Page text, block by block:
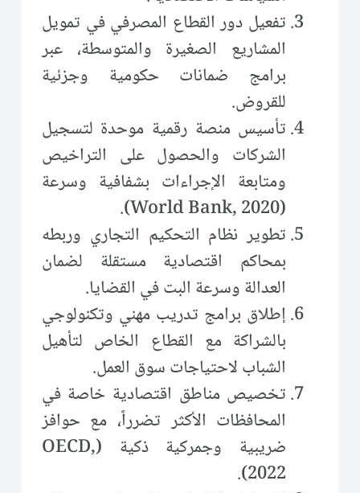
تفعيل دور القطاع المصرفي في تمويل
المشاريع الصغيرة والمتوسطة، عبر
برامج ضمانات حكومية وجزئية
للقروض.
تأسيس منصة رقمية موحدة لتسجيل
الشركات والحصول على التراخيص
ومتابعة الإجراءات بشفافية وسرعة
(World Bank, 2020).
تطوير نظام التحكيم التجاري وربطه
بمحاكم اقتصادية مستقلة لضمان
العدالة وسرعة البت في القضايا.
إطلاق برامج تدريب مهني وتكنولوجي
بالشراكة مع القطاع الخاص لتأهيل
الشباب لاحتياجات سوق العمل.
تخصيص مناطق اقتصادية خاصة في
المحافظات الأكثر تضرراً، مع حوافز
ضريبية وجمركية ذكية (OECD,
2022).